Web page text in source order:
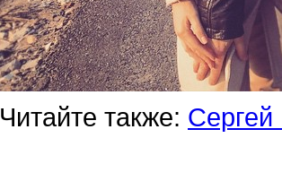
Читайте также: Сергей